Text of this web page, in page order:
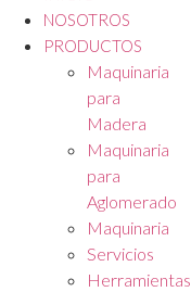
NOSOTROS
PRODUCTOS
Maquinaria
para
Madera
Maquinaria
para
Aglomerado
Maquinaria
Servicios
Herramientas